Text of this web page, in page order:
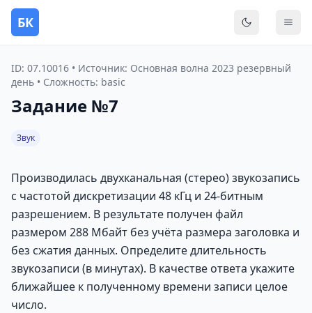
БК
ID: 07.10016 • Источник: Основная волна 2023 резервный
день • Сложность: basic
Задание №7
Звук
Производилась двухканальная (стерео) звукозапись
с частотой дискретизации 48 кГц и 24-битным
разрешением. В результате получен файл
размером 288 Мбайт без учёта размера заголовка и
без сжатия данных. Определите длительность
звукозаписи (в минутах). В качестве ответа укажите
ближайшее к полученному времени записи целое
число.